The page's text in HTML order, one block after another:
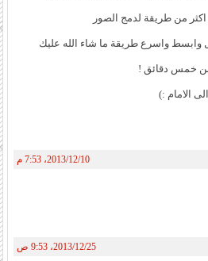
من طريقة لدمج الصور
واسرع طريقة ما شاء الله عليك
خمس دقائق !
الامام :)
10‏/12‏/2013، 7:53 م
25‏/12‏/2013، 9:53 ص